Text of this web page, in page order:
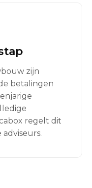
zijn
betalingen
regelt dit